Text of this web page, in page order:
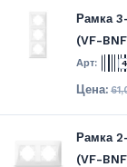
Рамка
(VF-
Рамка
(VF-